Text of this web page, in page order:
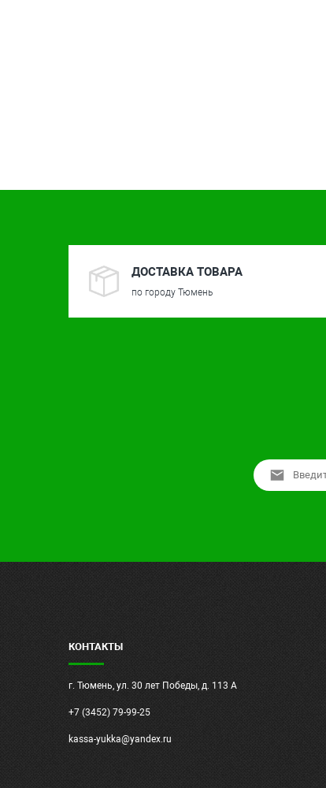
ДОСТАВКА ТОВАРА
по городу Тюмень
КОНТАКТЫ
г. Тюмень, ул. 30 лет Победы, д. 113 А
+7 (3452) 79-99-25
kassa-yukka@yandex.ru